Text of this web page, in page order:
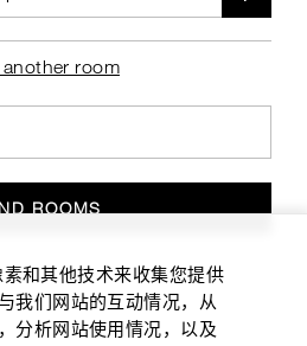
room
ROOMS
和其他技术来收集您提供
我们网站的互动情况，从
分析网站使用情况，以及